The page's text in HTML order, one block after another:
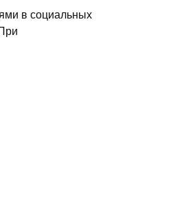
в социальных